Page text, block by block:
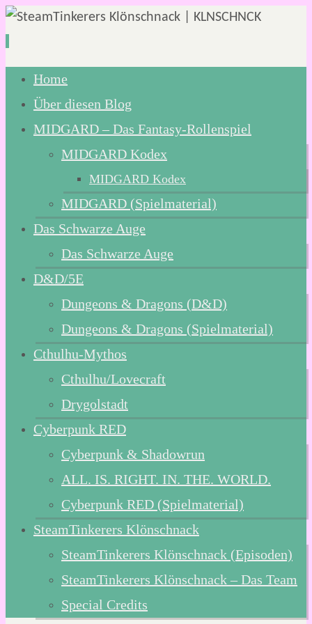
Zum
Inhalt
springen
Home
Über diesen Blog
MIDGARD – Das Fantasy-Rollenspiel
MIDGARD Kodex
MIDGARD Kodex
MIDGARD (Spielmaterial)
Das Schwarze Auge
Das Schwarze Auge
D&D/5E
Dungeons & Dragons (D&D)
Dungeons & Dragons (Spielmaterial)
Cthulhu-Mythos
Cthulhu/Lovecraft
Drygolstadt
Cyberpunk RED
Cyberpunk & Shadowrun
ALL. IS. RIGHT. IN. THE. WORLD.
Cyberpunk RED (Spielmaterial)
SteamTinkerers Klönschnack
SteamTinkerers Klönschnack (Episoden)
SteamTinkerers Klönschnack – Das Team
Special Credits